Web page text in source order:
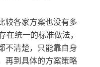
较各家方案也没有多
在统一的标准做法，
不清楚，只能靠自身
再到具体的方案策略